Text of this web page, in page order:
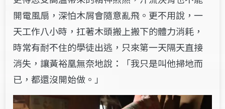
開電風扇，深怕木屑會隨意亂飛。更不用說，一
天工作八小時，扛著木頭搬上搬下的體力消耗，
時常有耐不住的學徒出逃，只來第一天隔天直接
消失，讓黃裕凰無奈地說：「我只是叫他掃地而
已，都還沒開始做。」